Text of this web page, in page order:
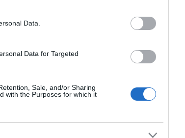
Data.
Data for Targeted
Sale, and/or Sharing
with the Purposes for which it
BESZÉDE -
Andreas:
Kedves
munka ünnepén,
hozzánk: "Az én
[2025.05.01.] "Te
vagyok. Én azért
jöttem a világba,
Andreas:
Kedves
Tanulmányozzuk
levelet, mert
Csütörtök
tesz bizonyságot
arról, hogy Isten